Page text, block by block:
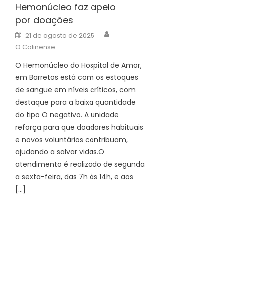
Hemonúcleo faz apelo
por doações
Posted
on
21 de agosto de 2025
O Colinense
O Hemonúcleo do Hospital de Amor,
em Barretos está com os estoques
de sangue em níveis críticos, com
destaque para a baixa quantidade
do tipo O negativo. A unidade
reforça para que doadores habituais
e novos voluntários contribuam,
ajudando a salvar vidas.O
atendimento é realizado de segunda
a sexta-feira, das 7h às 14h, e aos
[…]